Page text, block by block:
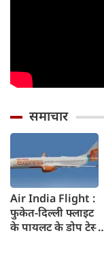
समाचार
Air India Flight :
फुकेत-दिल्ली फ्लाइट
के पायलट के डोप टेस्ट